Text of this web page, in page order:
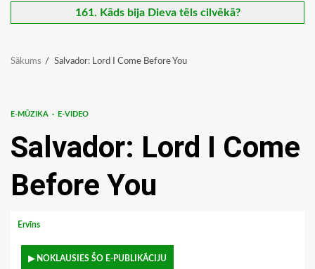
161. Kāds bija Dieva tēls cilvēkā?
Sākums Salvador: Lord I Come Before You
E-MŪZIKA E-VIDEO
Salvador: Lord I Come
Before You
Ervīns
▶ NOKLAUSIES ŠO E-PUBLIKĀCIJU